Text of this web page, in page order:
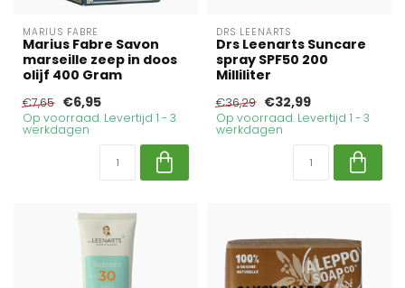
MARIUS FABRE
Marius Fabre Savon
marseille zeep in doos
olijf 400 Gram
€7,65 €6,95
Op voorraad. Levertijd 1 - 3
werkdagen
DRS LEENARTS
Drs Leenarts Suncare
spray SPF50 200
Milliliter
€36,29 €32,99
Op voorraad. Levertijd 1 - 3
werkdagen